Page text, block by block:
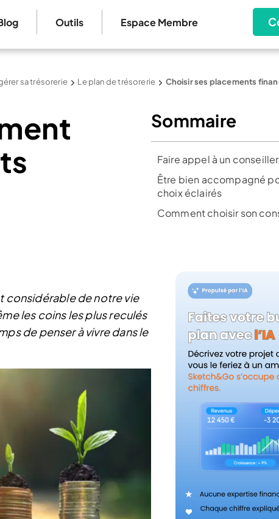
Outils Espace Membre
sa trésorerie Le plan de trésorerie Choisir ses placements
considérable de notre vie
les coins les plus reculés
de penser à vivre dans le
Sommaire
Faire appel à un
Être bien accompagné
choix éclairés
Comment choisir son